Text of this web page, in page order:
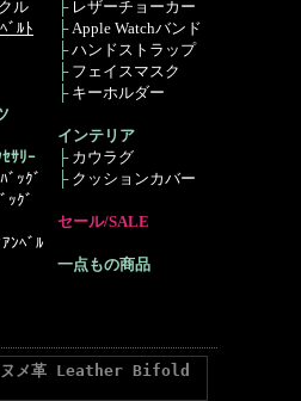
ル
ﾞﾙﾄ
ｻﾘｰ
ﾞｯｸﾞ
ｯｸﾞ
ﾝﾍﾞﾙ
├ レザーチョーカー
├Apple Watchバンド
├ハンドストラップ
├ フェイスマスク
├ キーホルダー
インテリア
├ カウラグ
├ クッションカバー
セール/SALE
一点もの商品
ヌメ革 Leather Bifold